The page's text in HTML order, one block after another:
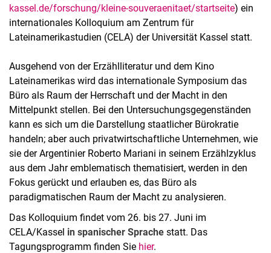
kassel.de/forschung/kleine-souveraenitaet/startseite) ein
internationales Kolloquium am Zentrum für
Lateinamerikastudien (CELA) der Universität Kassel statt.
Ausgehend von der Erzählliteratur und dem Kino
Lateinamerikas wird das internationale Symposium das
Büro als Raum der Herrschaft und der Macht in den
Mittelpunkt stellen. Bei den Untersuchungsgegenständen
kann es sich um die Darstellung staatlicher Bürokratie
handeln; aber auch privatwirtschaftliche Unternehmen, wie
sie der Argentinier Roberto Mariani in seinem Erzählzyklus
aus dem Jahr emblematisch thematisiert, werden in den
Fokus gerückt und erlauben es, das Büro als
paradigmatischen Raum der Macht zu analysieren.
Das Kolloquium findet vom 26. bis 27. Juni im
CELA/Kassel in spanischer Sprache statt. Das
Tagungsprogramm finden Sie hier.